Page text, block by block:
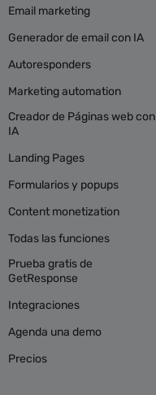
Email marketing
Generador de email con IA
Autoresponders
Marketing automation
Creador de Páginas web con
IA
Landing Pages
Formularios y popups
Content monetization
Todas las funciones
Prueba gratis de
GetResponse
Integraciones
Agenda una demo
Precios